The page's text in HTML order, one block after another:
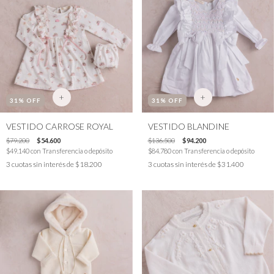
31 % OFF +
VESTIDO CARROSE ROYAL
$79.200
$54.600
$49.140con Transferencia o depósito
3 cuotas sin interés de $18.200
31 % OFF +
VESTIDO BLANDINE
$136.500
$94.200
$84.780con Transferencia o depósito
3 cuotas sin interés de $31.400